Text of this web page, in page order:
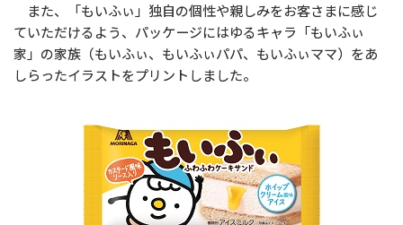
また、「もいふぃ」独自の個性や親しみをお客さまに感じ
ていただけるよう、パッケージにはゆるキャラ「もいふぃ
家」の家族（もいふぃ、もいふぃパパ、もいふぃママ）をあ
しらったイラストをプリントしました。